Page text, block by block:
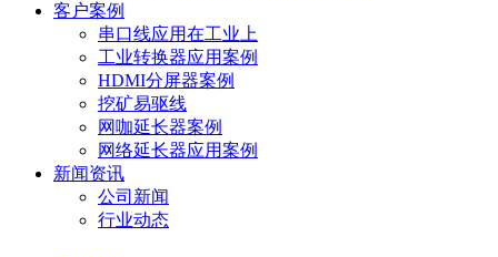
客户案例
串口线应用在工业上
工业转换器应用案例
HDMI分屏器案例
挖矿易驱线
网咖延长器案例
网络延长器应用案例
新闻资讯
公司新闻
行业动态